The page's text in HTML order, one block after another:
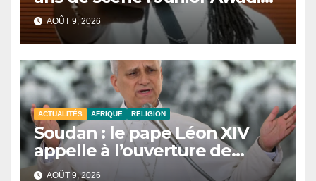
face à un héritage
générationnel
AOÛT 9, 2026
ACTUALITÉS AFRIQUE RELIGION
Soudan : le pape Léon XIV
appelle à l’ouverture de
couloirs humanitaires
AOÛT 9, 2026